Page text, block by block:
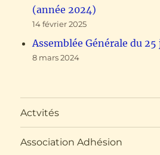
(année 2024)
14 février 2025
Assemblée Générale du
8 mars 2024
Actvités
Association Adhésion